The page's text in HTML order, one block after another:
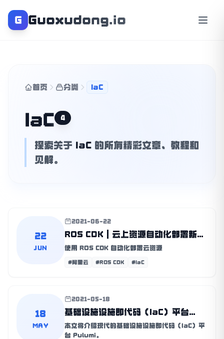
G Guoxudong.io
首页 分类 IaC
IaC 4
探索关于 IaC 的所有精彩文章、教程和
见解。
22
JUN
2021-06-22
ROS CDK | 云上资源自动化部署新模
式
使用 ROS CDK 自动化部署云资源
#阿里云 #ROS CDK #IaC
18
MAY
2021-05-18
基础设施设施即代码（IaC）平台
Pulumi | 混合云管理利器
本文将介绍现代的基础设施设施即代码（IaC）平
台 Pulumi。